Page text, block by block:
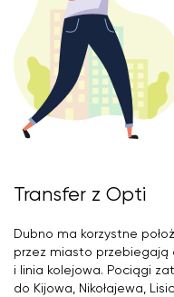
Transfer z Opti
Dubno ma korzystne
przez miasto przebiegają
i linia kolejowa. Pociągi
do Kijowa, Nikołajewa,